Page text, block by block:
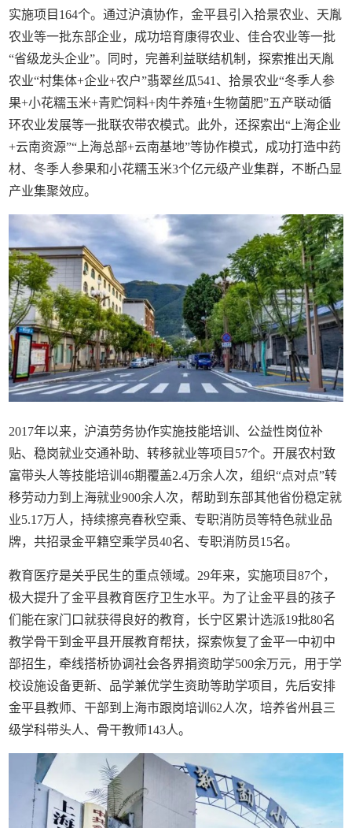
实施项目164个。通过沪滇协作，金平县引入拾景农业、天胤
农业等一批东部企业，成功培育康得农业、佳合农业等一批
“省级龙头企业”。同时，完善利益联结机制，探索推出天胤
农业“村集体+企业+农户”翡翠丝瓜541、拾景农业“冬季人参
果+小花糯玉米+青贮饲料+肉牛养殖+生物菌肥”五产联动循
环农业发展等一批联农带农模式。此外，还探索出“上海企业
+云南资源”“上海总部+云南基地”等协作模式，成功打造中药
材、冬季人参果和小花糯玉米3个亿元级产业集群，不断凸显
产业集聚效应。
2017年以来，沪滇劳务协作实施技能培训、公益性岗位补
贴、稳岗就业交通补助、转移就业等项目57个。开展农村致
富带头人等技能培训46期覆盖2.4万余人次，组织“点对点”转
移劳动力到上海就业900余人次，帮助到东部其他省份稳定就
业5.17万人，持续擦亮春秋空乘、专职消防员等特色就业品
牌，共招录金平籍空乘学员40名、专职消防员15名。
教育医疗是关乎民生的重点领域。29年来，实施项目87个，
极大提升了金平县教育医疗卫生水平。为了让金平县的孩子
们能在家门口就获得良好的教育，长宁区累计选派19批80名
教学骨干到金平县开展教育帮扶，探索恢复了金平一中初中
部招生，牵线搭桥协调社会各界捐资助学500余万元，用于学
校设施设备更新、品学兼优学生资助等助学项目，先后安排
金平县教师、干部到上海市跟岗培训62人次，培养省州县三
级学科带头人、骨干教师143人。